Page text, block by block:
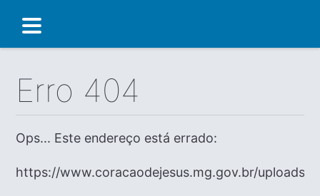
Erro 404
Ops... Este endereço está errado:
https://www.coracaodejesus.mg.gov.br/uploads/